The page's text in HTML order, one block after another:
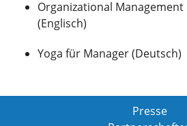
Organizational Management
(Englisch)
Yoga für Manager (Deutsch)
Presse